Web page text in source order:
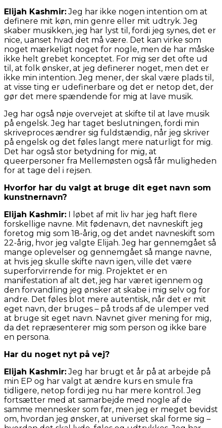
Elijah Kashmir:Jeg har ikke nogen intention om at
definere mit køn, min genre eller mit udtryk. Jeg
skaber musikken, jeg har lyst til, fordi jeg synes, det er
nice, uanset hvad det må være. Det kan virke som
noget mærkeligt noget for nogle, men de har måske
ikke helt grebet konceptet. For mig ser det ofte ud
til, at folk ønsker, at jeg definerer noget, men det er
ikke min intention. Jeg mener, der skal være plads til,
at visse ting er udefinerbare og det er netop det, der
gør det mere spændende for mig at lave musik.
Jeg har også nøje overvejet at skifte til at lave musik
på engelsk. Jeg har taget beslutningen, fordi min
skriveproces ændrer sig fuldstændig, når jeg skriver
på engelsk og det føles langt mere naturligt for mig.
Det har også stor betydning for mig, at
queerpersoner fra Mellemøsten også får muligheden
for at tage del i rejsen.
Hvorfor har du valgt at bruge dit eget navn som
kunstnernavn?
Elijah Kashmir: I løbet af mit liv har jeg haft flere
forskellige navne. Mit fødenavn, det navneskift jeg
foretog mig som 18-årig, og det andet navneskift som
22-årig, hvor jeg valgte Elijah. Jeg har gennemgået så
mange oplevelser og gennemgået så mange navne,
at hvis jeg skulle skifte navn igen, ville det være
superforvirrende for mig. Projektet er en
manifestation af alt det, jeg har været igennem og
den forvandling jeg ønsker at skabe i mig selv og for
andre. Det føles blot mere autentisk, når det er mit
eget navn, der bruges – på trods af de ulemper ved
at bruge sit eget navn. Navnet giver mening for mig,
da det repræsenterer mig som person og ikke bare
en persona.
Har du noget nyt på vej?
Elijah Kashmir:Jeg har brugt et år på at arbejde på
min EP og har valgt at ændre kurs en smule fra
tidligere, netop fordi jeg nu har mere kontrol. Jeg
fortsætter med at samarbejde med nogle af de
samme mennesker som før, men jeg er meget bevidst
om, hvordan jeg ønsker, at universet skal forme sig –